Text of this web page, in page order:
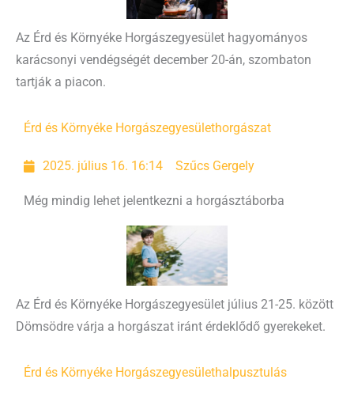
Az Érd és Környéke Horgászegyesület hagyományos
karácsonyi vendégségét december 20-án, szombaton
tartják a piacon.
Érd és Környéke Horgászegyesülethorgászat
2025. július 16. 16:14 Szűcs Gergely
Még mindig lehet jelentkezni a horgásztáborba
Az Érd és Környéke Horgászegyesület július 21-25. között
Dömsödre várja a horgászat iránt érdeklődő gyerekeket.
Érd és Környéke Horgászegyesülethalpusztulás